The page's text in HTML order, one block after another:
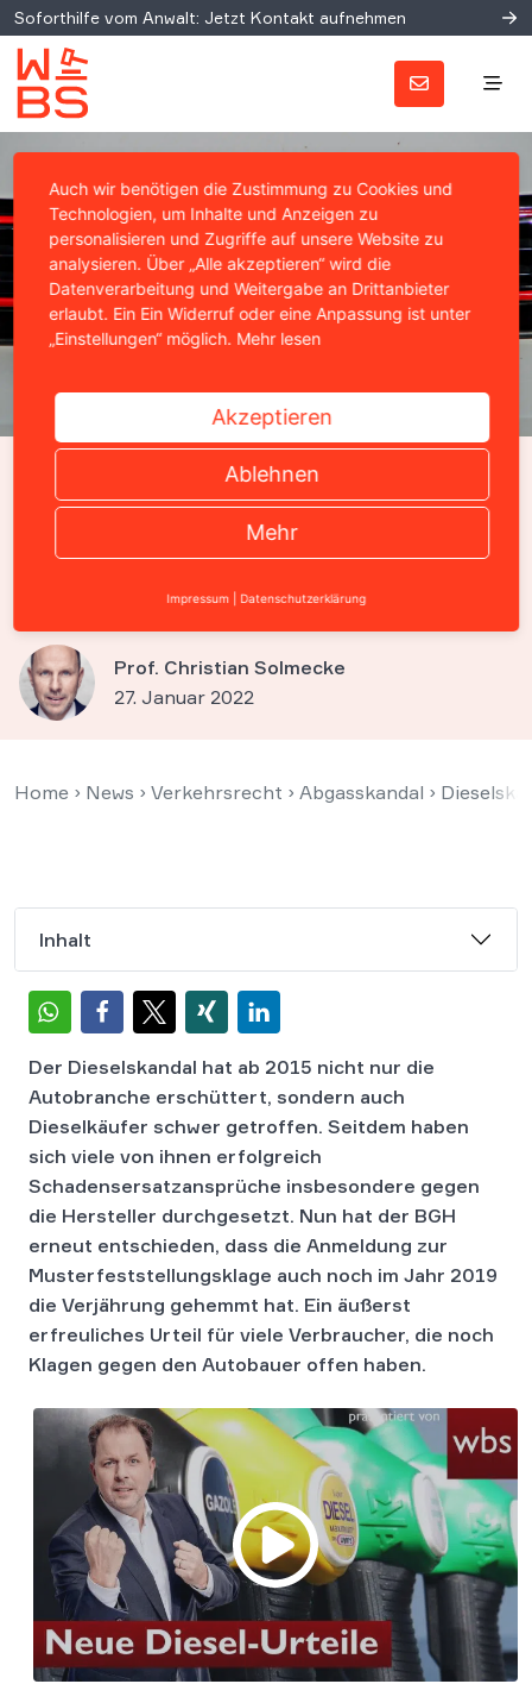
Soforthilfe vom Anwalt: Jetzt Kontakt aufnehmen
Anmeldung zur
Musterfeststellungsklage
hemmte Verjährung
Prof. Christian Solmecke
27. Januar 2022
Home › News › Verkehrsrecht › Abgasskandal ›
Inhalt
Der Dieselskandal hat ab 2015 nicht nur die
Autobranche erschüttert, sondern auch
Dieselkäufer schwer getroffen. Seitdem haben
sich viele von ihnen erfolgreich
Schadensersatzansprüche insbesondere gegen
die Hersteller durchgesetzt. Nun hat der BGH
erneut entschieden, dass die Anmeldung zur
Musterfeststellungsklage auch noch im Jahr 2019
die Verjährung gehemmt hat. Ein äußerst
erfreuliches Urteil für viele Verbraucher, die noch
Klagen gegen den Autobauer offen haben.
Auch wir benötigen die Zustimmung zu Cookies und
Technologien, um Inhalte und Anzeigen zu
personalisieren und Zugriffe auf unsere Website zu
analysieren. Über „Alle akzeptieren“ wird die
Datenverarbeitung und Weitergabe an Drittanbieter
erlaubt. Ein Ein Widerruf oder eine Anpassung ist unter
„Einstellungen“ möglich. Mehr lesen
Akzeptieren
Ablehnen
Mehr
Impressum Datenschutzerklärung